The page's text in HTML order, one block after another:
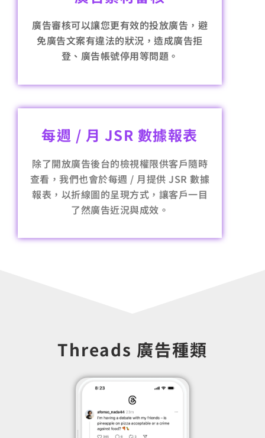
廣告審核可以讓您更有效的投放廣告，避
免廣告文案有違法的狀況，造成廣告拒
登、廣告帳號停用等問題。
每週 / 月 JSR 數據報表
除了開放廣告後台的檢視權限供客戶隨時
查看，我們也會於每週 / 月提供 JSR 數據
報表，以折線圖的呈現方式，讓客戶一目
了然廣告近況與成效。
Threads 廣告種類